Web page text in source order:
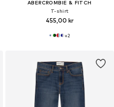
ABERCROMBIE & FITCH
T-shirt
455,00 kr
+2